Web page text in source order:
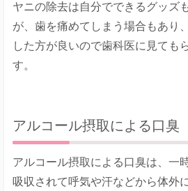
ヤニの除去は自分でできるグッズ
が、歯を痛めてしまう場合もあり
した方が良いので歯科医に見ても
す。
アルコール摂取による口臭
アルコール摂取による口臭は、一
吸収されて呼気や汗などから体外